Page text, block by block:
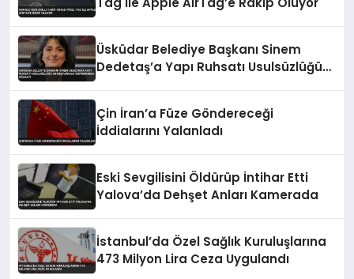
Üsküdar Belediye Başkanı Sinem
Dedetaş’a Yapı Ruhsatı Usulsüzlüğü
Çin İran’a Füze Göndereceği
İddialarını Yalanladı
Eski Sevgilisini Öldürüp İntihar Etti
Yalova’da Dehşet Anları Kamerada
İstanbul’da Özel Sağlık Kuruluşlarına
473 Milyon Lira Ceza Uygulandı